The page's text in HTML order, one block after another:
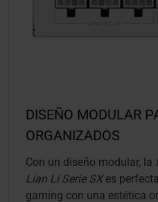
DISEÑO MODULAR
ORGANIZADOS
Con un diseño modular, la
Lian Li Serie SXes
gaming con una estética